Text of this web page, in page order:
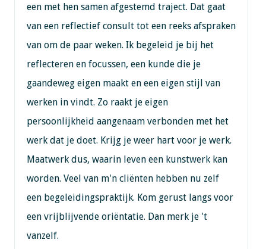
een met hen samen afgestemd traject. Dat gaat
van een reflectief consult tot een reeks afspraken
van om de paar weken. Ik begeleid je bij het
reflecteren en focussen, een kunde die je
gaandeweg eigen maakt en een eigen stijl van
werken in vindt. Zo raakt je eigen
persoonlijkheid aangenaam verbonden met het
werk dat je doet. Krijg je weer hart voor je werk.
Maatwerk dus, waarin leven een kunstwerk kan
worden. Veel van m'n cliënten hebben nu zelf
een begeleidingspraktijk. Kom gerust langs voor
een vrijblijvende oriëntatie. Dan merk je 't
vanzelf.